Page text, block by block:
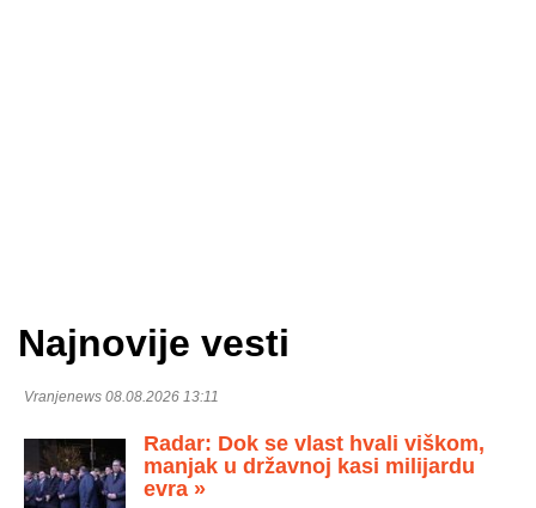
Najnovije vesti
Vranjenews 08.08.2026 13:11
Radar: Dok se vlast hvali viškom,
manjak u državnoj kasi milijardu
evra »